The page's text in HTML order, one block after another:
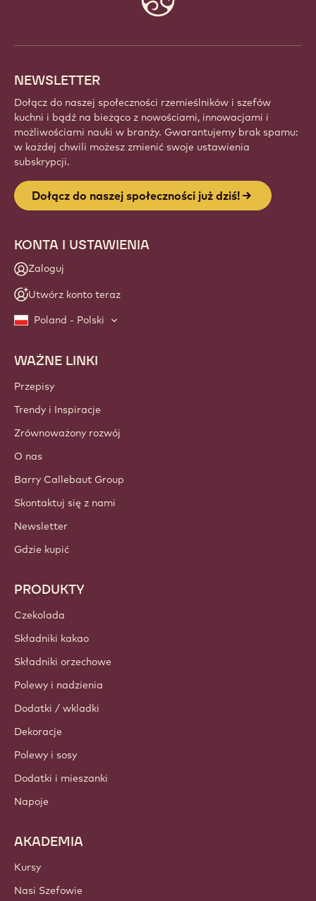
NEWSLETTER
Dołącz do naszej społeczności rzemieślników i szefów
kuchni i bądź na bieżąco z nowościami, innowacjami i
możliwościami nauki w branży. Gwarantujemy brak spamu:
w każdej chwili możesz zmienić swoje ustawienia
subskrypcji.
Dołącz do naszej społeczności już dziś!
KONTA I USTAWIENIA
Zaloguj
Utwórz konto teraz
Poland - Polski
Footer
Callebaut
WAŻNE LINKI
Przepisy
Trendy i Inspiracje
Zrównoważony rozwój
O nas
Barry Callebaut Group
Skontaktuj się z nami
Newsletter
Gdzie kupić
PRODUKTY
Czekolada
Składniki kakao
Składniki orzechowe
Polewy i nadzienia
Dodatki / wkladki
Dekoracje
Polewy i sosy
Dodatki i mieszanki
Napoje
AKADEMIA
Kursy
Nasi Szefowie